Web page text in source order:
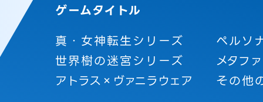
ゲームタイトル
真・女神転生シリーズ
ペルソ
世界樹の迷宮シリーズ
メタフ
アトラス×ヴァニラウェア
その他